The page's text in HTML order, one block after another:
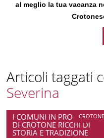
al meglio la tua vacanza
Main menu
to
content
Articoli taggati
Severina
CROTONE
I COMUNI IN PROVINCIA
DI CROTONE RICCHI DI
STORIA E TRADIZIONE